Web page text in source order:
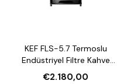
KEF FLS-5.7 Termoslu
Endüstriyel Filtre Kahve
Makinesi
€2.180,00